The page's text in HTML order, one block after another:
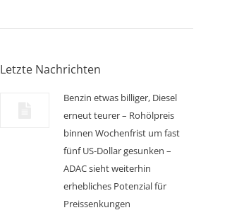
Letzte Nachrichten
Benzin etwas billiger, Diesel
erneut teurer – Rohölpreis
binnen Wochenfrist um fast
fünf US-Dollar gesunken –
ADAC sieht weiterhin
erhebliches Potenzial für
Preissenkungen